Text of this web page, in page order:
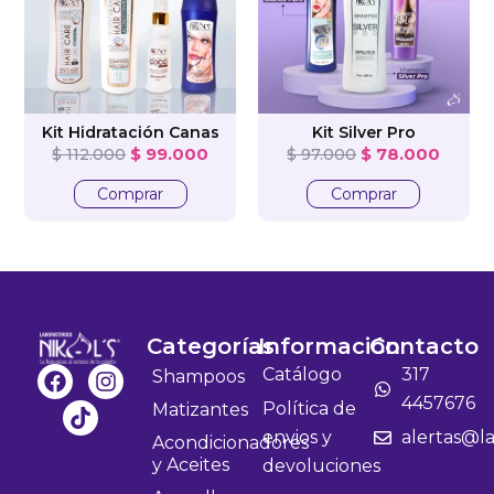
Kit Hidratación Canas
$112.000 $ 99.000
Comprar
Kit Silver Pro
$97.000 $ 78.000
Comprar
F
a
c
I
n
T
i
k
t
Categorías
Shampoos
Matizantes
Acondicionadores
y Aceites
Información
Catálogo
Política de
envios y
devoluciones
Contacto
317
4457676